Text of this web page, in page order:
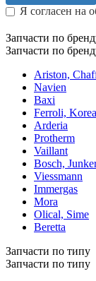
Я согласен на
Запчасти по
Запчасти по
Ariston,
Navien
Baxi
Ferroli,
Arderia
Protherm
Vaillant
Bosch,
Viessmann
Immergas
Mora
Olical, Sime
Beretta
Запчасти по типу
Запчасти по типу